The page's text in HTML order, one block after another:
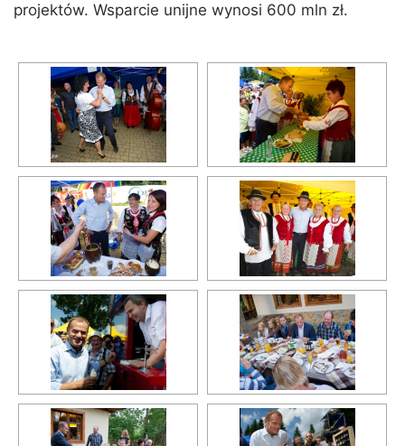
projektów. Wsparcie unijne wynosi 600 mln zł.